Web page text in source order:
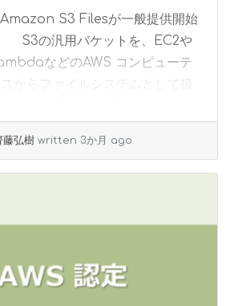
S3 Filesが一般提供開始
S3の汎用バケットを、EC2や
などのAWS コンピューテ
スからファイルシステムとして扱
藤弘樹 written 3か月 ago